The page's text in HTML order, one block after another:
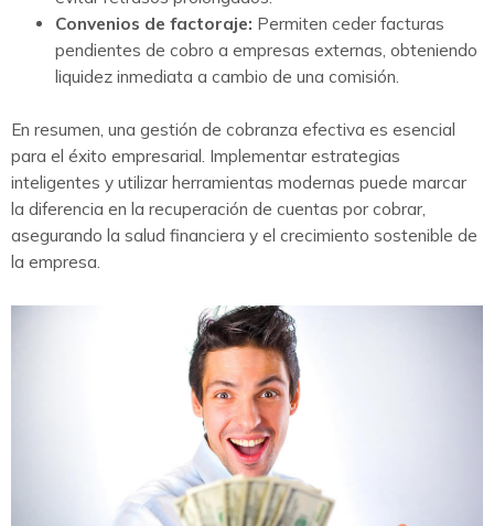
Convenios de factoraje: Permiten ceder facturas
pendientes de cobro a empresas externas, obteniendo
liquidez inmediata a cambio de una comisión.
En resumen, una gestión de cobranza efectiva es esencial
para el éxito empresarial. Implementar estrategias
inteligentes y utilizar herramientas modernas puede marcar
la diferencia en la recuperación de cuentas por cobrar,
asegurando la salud financiera y el crecimiento sostenible de
la empresa.